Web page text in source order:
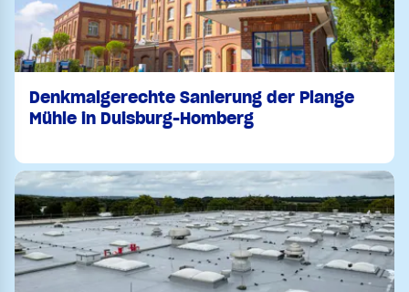
Denkmalgerechte Sanierung der Plange
Mühle in Duisburg-Homberg